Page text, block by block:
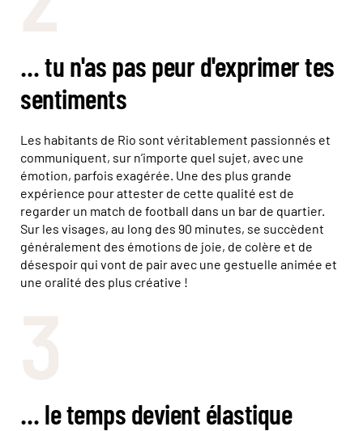
… tu n'as pas peur d'exprimer tes
sentiments
Les habitants de Rio sont véritablement passionnés et
communiquent, sur n’importe quel sujet, avec une
émotion, parfois exagérée. Une des plus grande
expérience pour attester de cette qualité est de
regarder un match de football dans un bar de quartier.
Sur les visages, au long des 90 minutes, se succèdent
généralement des émotions de joie, de colère et de
désespoir qui vont de pair avec une gestuelle animée et
une oralité des plus créative !
… le temps devient élastique